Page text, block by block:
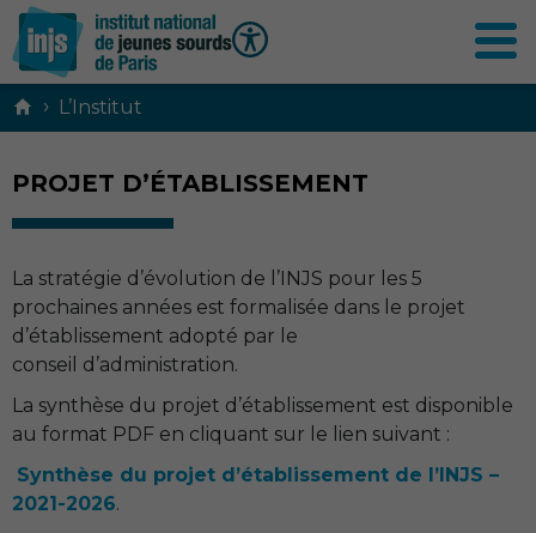
Contenu
› L’Institut
PROJET D’ÉTABLISSEMENT
La stratégie d’évolution de l’INJS pour les 5
prochaines années est formalisée dans le projet
d’établissement adopté par le
conseil d’administration.
La synthèse du projet d’établissement est disponible
au format PDF en cliquant sur le lien suivant :
Synthèse du projet d’établissement de l’INJS –
2021-2026.